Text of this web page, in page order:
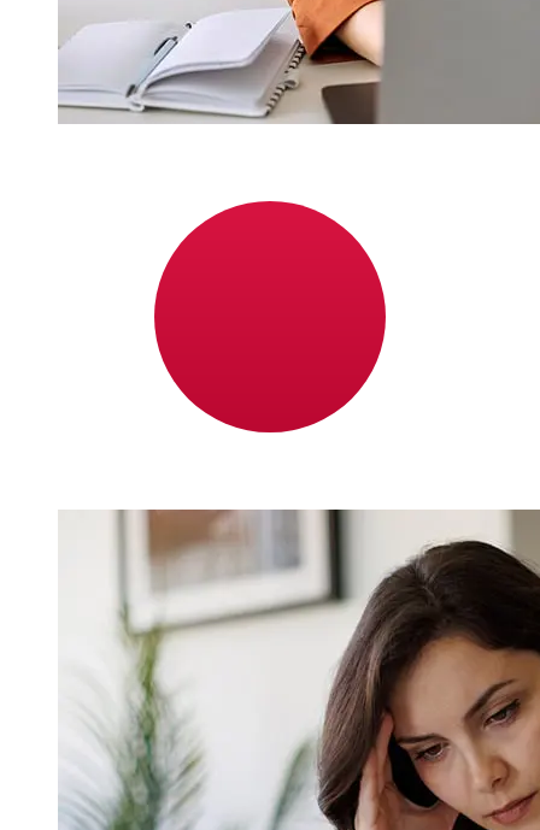
DKK para JPY transferencia?
Los tiempos de entrega para transferencias
internacionales con Nykredit Bank de Dinamarca a
Japón varían según el método de pago y el momento de
la transacción. Normalmente, las transferencias
bancarias internacionales tardan entre 1 y 5 días
laborables. Factores como los festivos bancarios y los
controles de seguridad también pueden afectar la